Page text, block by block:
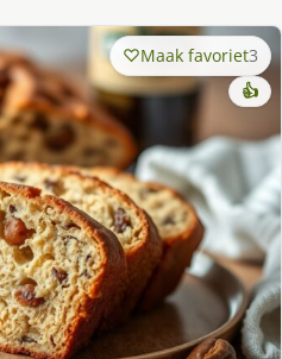
Maak favoriet3
👍